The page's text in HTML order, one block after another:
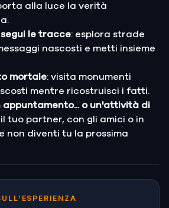
alla luce la verità
segui le tracce: esplora strade
nascosti e metti insieme
mortale: visita monumenti
mentre ricostruisci i fatti.
o un'attività di
tuo partner, con gli amici o in
non diventi tu la prossima